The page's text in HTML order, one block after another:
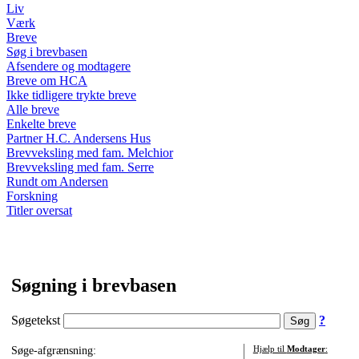
Liv
Værk
Breve
Søg i brevbasen
Afsendere og modtagere
Breve om HCA
Ikke tidligere trykte breve
Alle breve
Enkelte breve
Partner H.C. Andersens Hus
Brevveksling med fam. Melchior
Brevveksling med fam. Serre
Rundt om Andersen
Forskning
Titler oversat
Søgning i brevbasen
Søgetekst ?
Søge-afgrænsning:
Hjælp til Modtager: